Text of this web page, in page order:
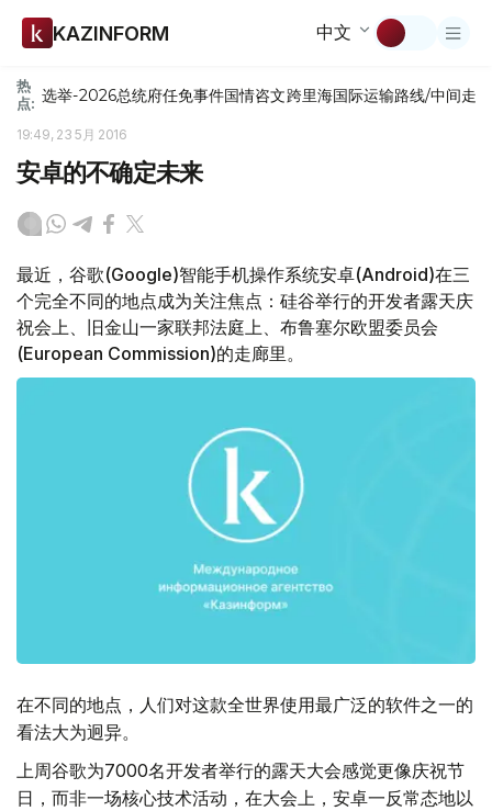
KAZINFORM 中文
热
点: 选举-2026总统府任免事件国情咨文跨里海国际运输路线/中间走廊
19:49, 23 5月 2016
安卓的不确定未来
最近，谷歌(Google)智能手机操作系统安卓(Android)在三
个完全不同的地点成为关注焦点：硅谷举行的开发者露天庆
祝会上、旧金山一家联邦法庭上、布鲁塞尔欧盟委员会
(European Commission)的走廊里。
在不同的地点，人们对这款全世界使用最广泛的软件之一的
看法大为迥异。
上周谷歌为7000名开发者举行的露天大会感觉更像庆祝节
日，而非一场核心技术活动，在大会上，安卓一反常态地以